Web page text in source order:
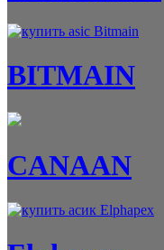
BITMAIN
CANAAN